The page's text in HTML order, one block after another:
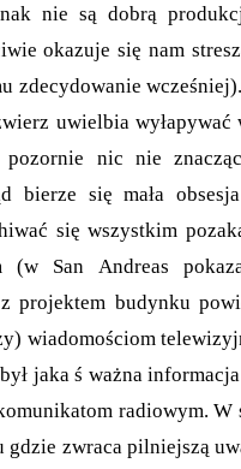
nie są dobrą
okazuje się nam
zdecydowanie
uwielbia wyłapywać
nic nie
bierze się mała
się wszystkim
(w San Andreas
projektem budynku
wiadomościom
jaka ś ważna
radiowym. W
gdzie zwraca pilniejszą